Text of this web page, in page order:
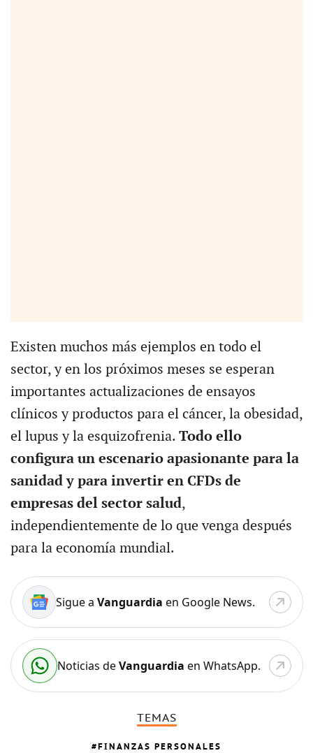
Existen muchos más ejemplos en todo el
sector, y en los próximos meses se esperan
importantes actualizaciones de ensayos
clínicos y productos para el cáncer, la obesidad,
el lupus y la esquizofrenia. Todo ello
configura un escenario apasionante para la
sanidad y para invertir en CFDs de
empresas del sector salud,
independientemente de lo que venga después
para la economía mundial.
Sigue a Vanguardia en Google News.
Noticias deVanguardia en WhatsApp.
TEMAS
FINANZAS PERSONALES